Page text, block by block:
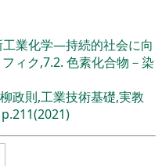
業化学―持続的社会に向
ィク,7.2. 色素化合物－染
政則,工業技術基礎,実教